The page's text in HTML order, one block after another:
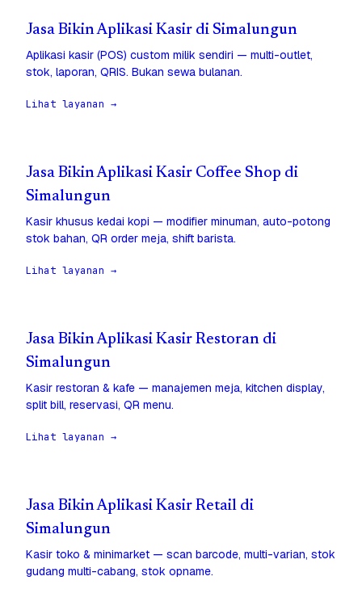
Jasa Bikin Aplikasi Kasir di Simalungun
Aplikasi kasir (POS) custom milik sendiri — multi-outlet,
stok, laporan, QRIS. Bukan sewa bulanan.
Lihat layanan →
Jasa Bikin Aplikasi Kasir Coffee Shop di
Simalungun
Kasir khusus kedai kopi — modifier minuman, auto-potong
stok bahan, QR order meja, shift barista.
Lihat layanan →
Jasa Bikin Aplikasi Kasir Restoran di
Simalungun
Kasir restoran & kafe — manajemen meja, kitchen display,
split bill, reservasi, QR menu.
Lihat layanan →
Jasa Bikin Aplikasi Kasir Retail di
Simalungun
Kasir toko & minimarket — scan barcode, multi-varian, stok
gudang multi-cabang, stok opname.